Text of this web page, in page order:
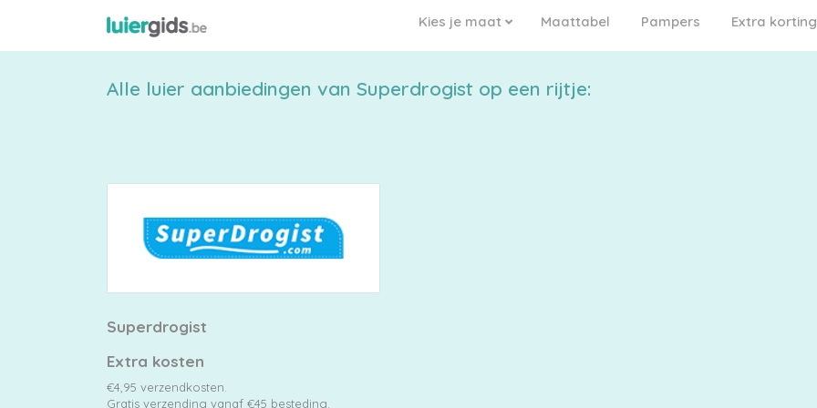
Maattabel
Kies je maat Pampers Extra korting
Alle luier aanbiedingen van Superdrogist op een rijtje:
Superdrogist
Extra kosten
€4,95 verzendkosten.
Gratis verzending vanaf €45 besteding.